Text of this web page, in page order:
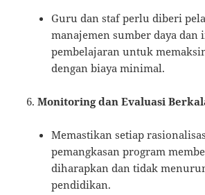
Guru dan staf perlu diberi
manajemen sumber daya dan
pembelajaran untuk
dengan biaya minimal.
Monitoring dan Evaluasi
Memastikan setiap
pemangkasan program
diharapkan dan tidak
pendidikan.